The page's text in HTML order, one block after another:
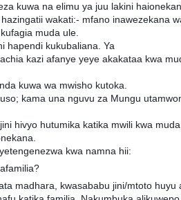
kuwa na elimu ya juu lakini
wakati:- mfano inawezekana
muda ule.
hapendi kukubaliana. Ya
kazi afanye yeye akakataa kwa
kuwa wa mwisho kutoka.
kama una nguvu za Mungu
hivyo hutumika katika mwili kwa
kwa namna hii:
madhara, kwasababu jini/mtoto huyu